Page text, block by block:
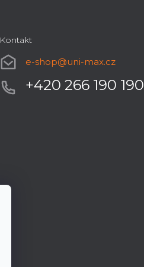
Kontakt
e-shop@uni-max.cz
+420 266 190 190